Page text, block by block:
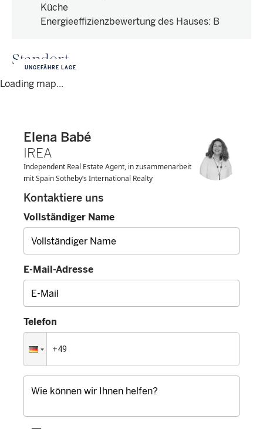
Küche
Energieeffizienzbewertung des Hauses: B
Standort
Loading map...
UNGEFÄHRE LAGE
Elena Babé
IREA
Independent Real Estate Agent, in zusammenarbeit
mit Spain Sotheby’s International Realty
Kontaktiere uns
Vollständiger Name
E-Mail-Adresse
Telefon